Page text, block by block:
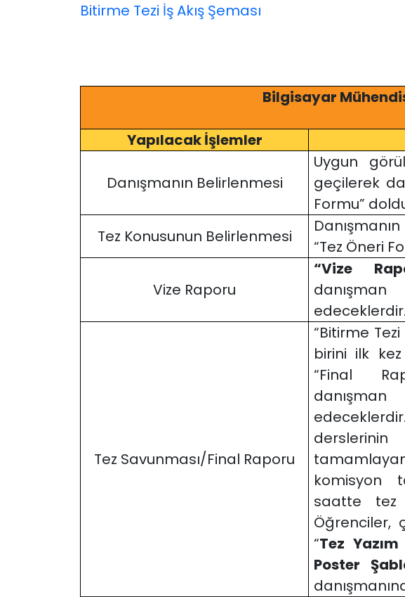
Bitirme Tezi İş Akış Şeması
Bilgisayar
Yapılacak İşlemler
Danışmanın Belirlenmesi
Uygun
geçilerek
Formu”
Tez Konusunun Belirlenmesi
“Tez Öneri
Vize Raporu
“Vize
edeceklerdir.
Tez Savunması/Final Raporu
“Bitirme
birini ilk
“Final
komisyon
saatte tez
Öğrenciler,
“Tez
Poster